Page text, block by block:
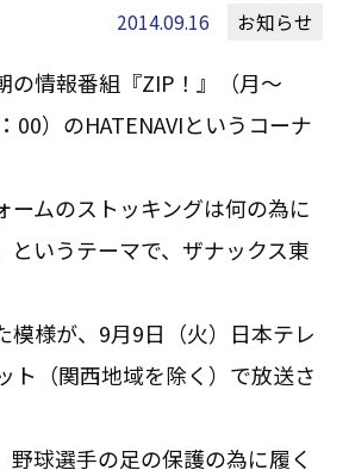
2014.09.16 お知らせ
の情報番組『ZIP！』（月～
）のHATENAVIというコーナ
ームのストッキングは何の為に
というテーマで、ザナックス東
模様が、9月9日（火）日本テレ
ト（関西地域を除く）で放送さ
野球選手の足の保護の為に履く